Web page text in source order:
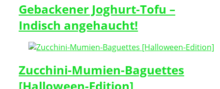
Gebackener Joghurt-Tofu –
Indisch angehaucht!
Zucchini-Mumien-Baguettes